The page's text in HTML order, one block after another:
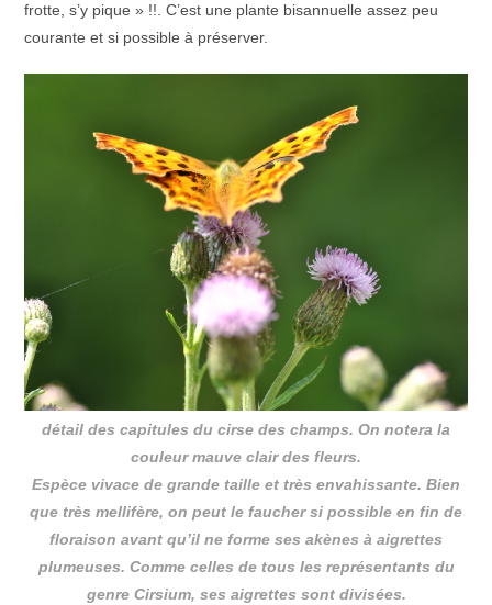
frotte, s’y pique » !!. C’est une plante bisannuelle assez peu
courante et si possible à préserver.
détail des capitules du cirse des champs. On notera la
couleur mauve clair des fleurs.
Espèce vivace de grande taille et très envahissante. Bien
que très mellifère, on peut le faucher si possible en fin de
floraison avant qu’il ne forme ses akènes à aigrettes
plumeuses. Comme celles de tous les représentants du
genre Cirsium, ses aigrettes sont divisées.